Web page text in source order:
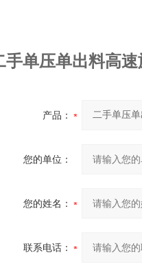
手单压单出料高
产品：
您的单位：
您的姓名：
联系电话：